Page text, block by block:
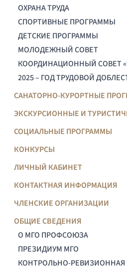
ОХРАНА ТРУДА
СПОРТИВНЫЕ ПРОГРАММЫ
ДЕТСКИЕ ПРОГРАММЫ
МОЛОДЕЖНЫЙ СОВЕТ
КООРДИНАЦИОННЫЙ СОВЕТ
2025 – ГОД ТРУДОВОЙ
САНАТОРНО-КУРОРТНЫЕ
ЭКСКУРСИОННЫЕ И
СОЦИАЛЬНЫЕ ПРОГРАММЫ
КОНКУРСЫ
ЛИЧНЫЙ КАБИНЕТ
КОНТАКТНАЯ ИНФОРМАЦИЯ
ЧЛЕНСКИЕ ОРГАНИЗАЦИИ
ОБЩИЕ СВЕДЕНИЯ
О МГО ПРОФСОЮЗА
ПРЕЗИДИУМ МГО
КОНТРОЛЬНО-